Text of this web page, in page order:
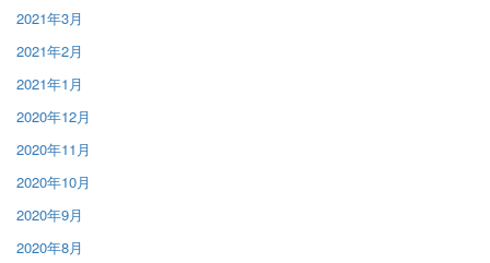
2021年3月
2021年2月
2021年1月
2020年12月
2020年11月
2020年10月
2020年9月
2020年8月